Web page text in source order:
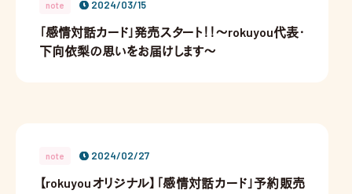
note 2024/03/15
「感情対話カード」発売スタート！！〜rokuyou代表・
下向依梨の思いをお届けします〜
note 2024/02/27
【rokuyouオリジナル】「感情対話カード」予約販売